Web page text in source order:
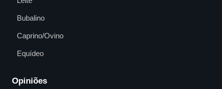
Bubalino
Caprino/Ovino
Equídeo
Opiniões